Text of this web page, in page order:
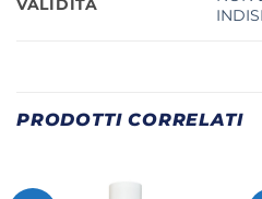
PRODOTTI CORRELATI